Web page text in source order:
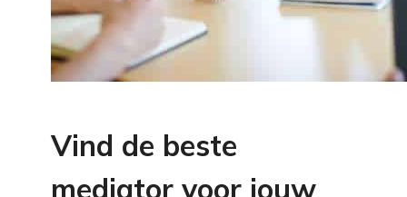
Vind de beste
mediator voor jouw